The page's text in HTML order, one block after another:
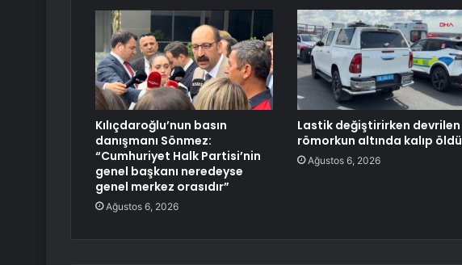
Kılıçdaroğlu’nun basın
danışmanı Sönmez:
“Cumhuriyet Halk Partisi’nin
genel başkanı neredeyse
genel merkez orasıdır”
Ağustos 6, 2026
Lastik değiştirirken devrilen
römorkun altında kalıp öldü
Ağustos 6, 2026